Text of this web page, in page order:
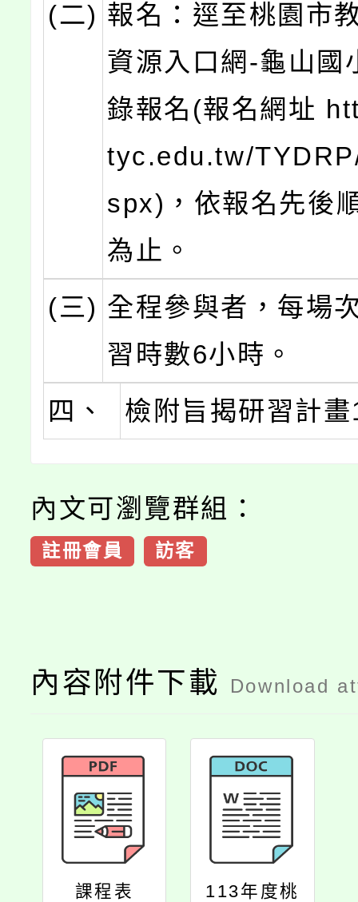
(二) 報名：逕至桃園市
資源入口網-龜山國
錄報名(報名網址
tyc.edu.tw/
spx)，依報名先後
為止。
(三) 全程參與者，每場
習時數6小時。
四、
檢附旨揭研習計
內文可瀏覽群組：
註冊會員 訪客
內容附件下載 Download
課程表
113年度桃